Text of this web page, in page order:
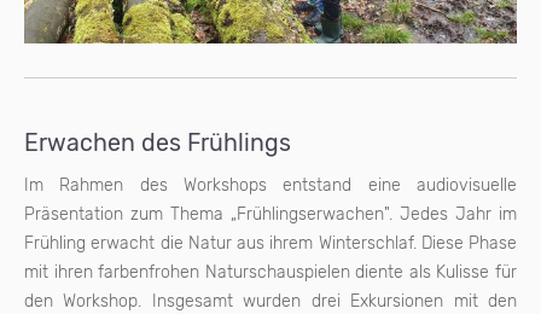
Erwachen des Frühlings
Im Rahmen des Workshops entstand eine audiovisuelle
Präsentation zum Thema „Frühlingserwachen". Jedes Jahr im
Frühling erwacht die Natur aus ihrem Winterschlaf. Diese Phase
mit ihren farbenfrohen Naturschauspielen diente als Kulisse für
den Workshop. Insgesamt wurden drei Exkursionen mit den